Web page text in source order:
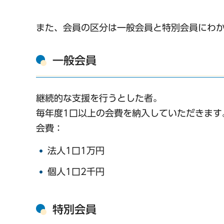
また、会員の区分は一般会員と特別会員にわ
一般会員
継続的な支援を行うとした者。
毎年度1口以上の会費を納入していただきます
会費：
法人1口1万円
個人1口2千円
特別会員